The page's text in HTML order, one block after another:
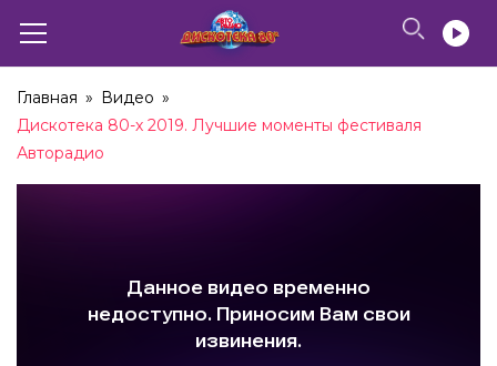
Главная » Видео »
Дискотека 80-х 2019. Лучшие моменты фестиваля
Авторадио
04:54
C.C.Catch – Megamix (2012)
C.C.Catch – Anniversary Megamix (2016)